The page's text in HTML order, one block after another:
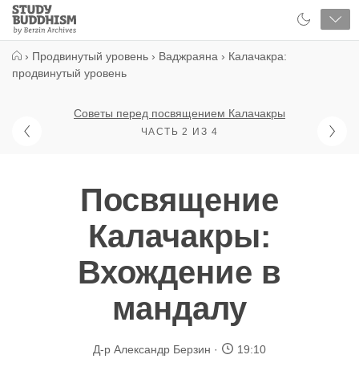
Close
Study
Buddhism
› Продвинутый уровень › Ваджраяна › Калачакра:
продвинутый уровень
Советы перед посвящением Калачакры
ЧАСТЬ 2 ИЗ 4
Посвящение
Калачакры:
Вхождение в
мандалу
Д-р Александр Берзин 19:10